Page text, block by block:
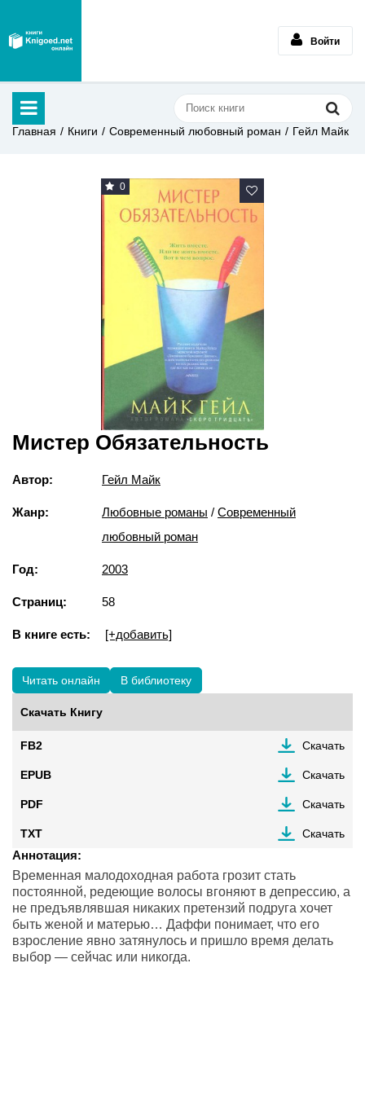
Войти
Главная Книги Современный любовный роман Гейл Майк
0
Мистер Обязательность
Автор: Гейл Майк
Жанр: Любовные романы / Современный
любовный роман
Год: 2003
Страниц: 58
В книге есть: [+добавить]
Читать онлайн В библиотеку
Скачать Книгу
FB2 Скачать
EPUB Скачать
PDF Скачать
TXT Скачать
Аннотация:
Временная малодоходная работа грозит стать
постоянной, редеющие волосы вгоняют в депрессию, а
не предъявлявшая никаких претензий подруга хочет
быть женой и матерью… Даффи понимает, что его
взросление явно затянулось и пришло время делать
выбор — сейчас или никогда.